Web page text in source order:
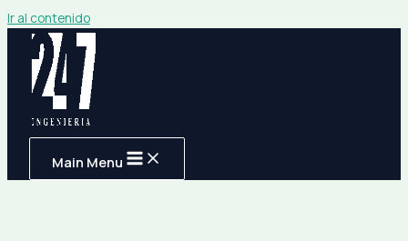
Ir al contenido
Main Menu